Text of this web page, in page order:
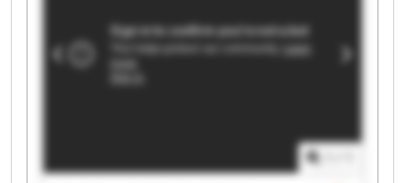
Vertriebs GmbH LüneHanse Vertriebs GmbH
LüneHanse Vertriebs GmbH LüneHanse
Vertriebs GmbH LüneHanse Vertriebs GmbH
LüneHanse Vertriebs GmbH LüneHanse